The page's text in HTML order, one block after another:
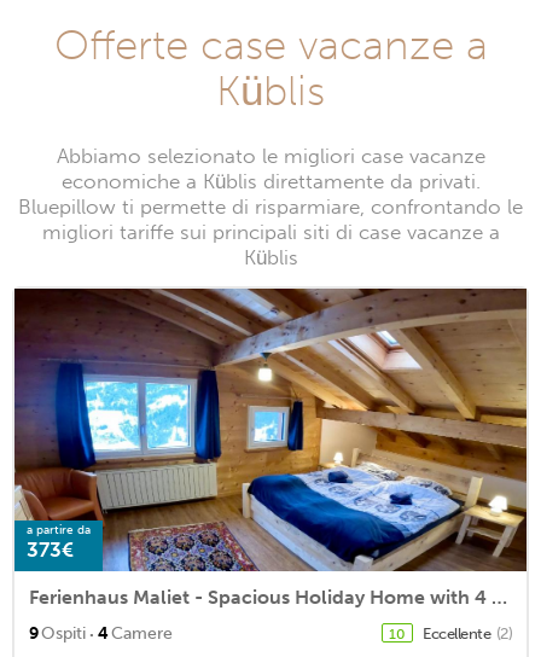
Offerte case vacanze a
Küblis
Abbiamo selezionato le migliori case vacanze
economiche a Küblis direttamente da privati.
Bluepillow ti permette di risparmiare, confrontando le
migliori tariffe sui principali siti di case vacanze a
Küblis
a partire da
373€
Ferienhaus Maliet - Spacious Holiday Home with 4 Double Rooms
9Ospiti · 4Camere 10 Eccellente (2)